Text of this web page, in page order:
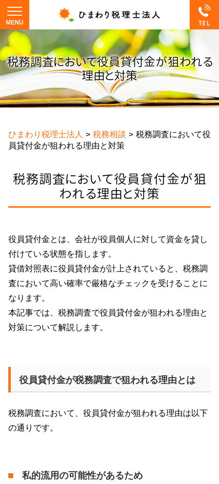
税務調査において役員貸付金が狙われる
理由と対策
ひまわり税理士法人 > 税務相談 > 税務調査において役
員貸付金が狙われる理由と対策
税務調査において役員貸付金が狙
われる理由と対策
役員貸付金とは、会社が役員個人に対して資金を貸し
付けている状態を指します。
貸借対照表に役員貸付金が計上されていると、税務調
査において高い確率で厳格なチェックを受けることに
なります。
本記事では、税務調査で役員貸付金が狙われる理由と
対策について解説します。
役員貸付金が税務調査で狙われる理由とは
税務調査において、役員貸付金が狙われる理由は以下
の通りです。
私的流用の可能性があるため